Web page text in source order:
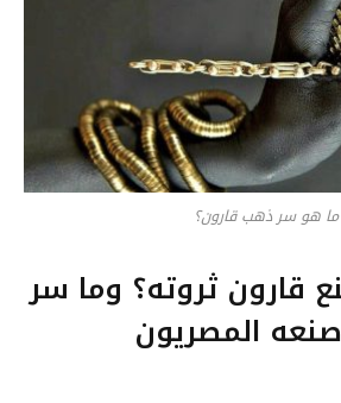
ما هو سر ذهب قارون؟
قارون ثروته؟ وما سر
المصريون